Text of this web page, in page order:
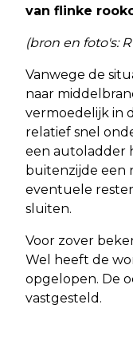
van flinke
(bron en foto's:
Vanwege de
naar
vermoedelijk in
relatief snel
een autoladder
buitenzijde een
eventuele
sluiten.
Voor zover
Wel heeft de
opgelopen. De
vastgesteld.